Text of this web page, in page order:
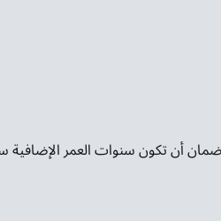
أن تكون سنوات العمر